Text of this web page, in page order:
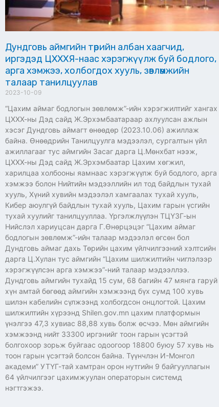
Дундговь аймгийн төрийн албан хаагчид,
иргэдэд ЦХХХЯ-наас хэрэгжүүлж буй бодлого,
арга хэмжээ, холбогдох хууль, зөвлөмжийн
талаар танилцуулав
2023-10-09
“Цахим аймаг бодлогын зөвлөмж”-ийн хэрэгжилтийг хангах
ЦХХХ-ны Дэд сайд Ж.Эрхэмбаатараар ахлуулсан ажлын
хэсэг Дундговь аймагт өнөөдөр (2023.10.06) ажиллаж
байна. Өнөөдрийн Танилцуулга мэдээлэл, сургалтын үйл
ажиллагааг тус аймгийн Засаг дарга Ц.Мөнхбат нээж,
ЦХХХ-ны Дэд сайд Ж.Эрхэмбаатар Цахим хөгжил,
харилцаа холбооны яамнаас хэрэгжүүлж буй бодлого, арга
хэмжээ болон Нийтийн мэдээллийн ил тод байдлын тухай
хууль, Хүний хувийн мэдээлэл хамгаалах тухай хууль,
Кибер аюулгүй байдлын тухай хууль, Цахим гарын үсгийн
тухай хуулийг танилцууллаа. Үргэлжлүүлэн ТЦҮЗГ-ын
Нийслэл хариуцсан дарга Г.Өнөрцэцэг “Цахим аймаг
бодлогын зөвлөмж”-ийн талаар мэдээлэл өгсөн бол
Дундговь аймаг дахь Төрийн цахим үйлчилгээний хэлтсийн
дарга Ц.Хулан тус аймгийн “Цахим шилжилтийн чиглэлээр
хэрэгжүүлсэн арга хэмжээ”-ний талаар мэдээллээ.
Дундговь аймгийн тухайд 15 сум, 68 багийн 47 мянга гаруй
хүн амтай бөгөөд аймгийн хэмжээнд бүх сумд 100 хувь
шилэн кабелийн сүлжээнд холбогдсон онцлогтой. Цахим
шилжилтийн хүрээнд Shilen.gov.mn цахим платформын
үнэлгээ 47,3 хувиас 88,88 хувь болж өсчээ. Мөн аймгийн
хэмжээнд нийт 33300 иргэнийг тоон гарын үсэгтэй
болгохоор зорьж буйгаас одоогоор 18800 буюу 57 хувь нь
тоон гарын үсэгтэй болсон байна. Түүнчлэн И-Монгол
академи” УТҮГ-тай хамтран орон нутгийн 9 байгууллагын
64 үйлчилгээг цахимжуулан операторын системд
нэгтгэжээ.